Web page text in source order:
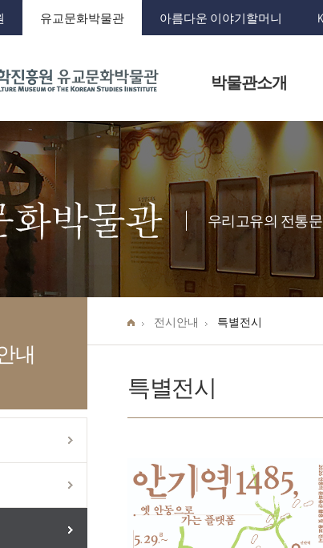
유교문화박물관 아름다운 이야기할머니
박물관소개
우리고유의 전통
내
전시안내 특별전시
특별전시